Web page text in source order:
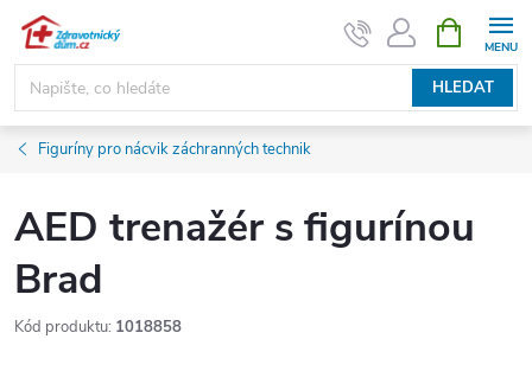
Přejít
obsah
HLEDAT
NÁKUPNÍ
KOŠÍK
Figuríny pro nácvik záchranných technik
AED trenažér s figurínou
Brad
Kód produktu: 1018858